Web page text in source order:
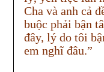
Cha và anh cả
buộc phải bận
đây, lý do tôi
em nghĩ đâu.”